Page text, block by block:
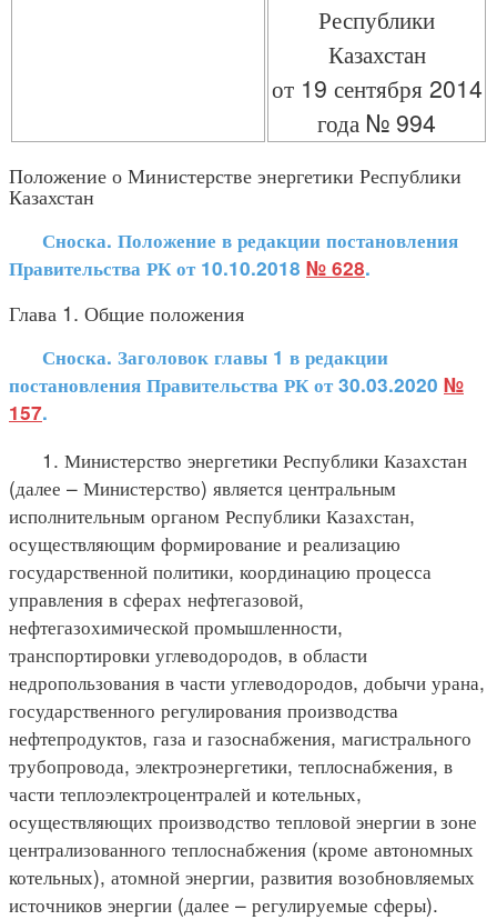
Республики
Казахстан
от 19 сентября 2014
года № 994
Положение о Министерстве энергетики Республики
Казахстан
Сноска. Положение в редакции постановления
Правительства РК от 10.10.2018 № 628.
Глава 1. Общие положения
Сноска. Заголовок главы 1 в редакции
постановления Правительства РК от 30.03.2020 №
157.
1. Министерство энергетики Республики Казахстан
(далее – Министерство) является центральным
исполнительным органом Республики Казахстан,
осуществляющим формирование и реализацию
государственной политики, координацию процесса
управления в сферах нефтегазовой,
нефтегазохимической промышленности,
транспортировки углеводородов, в области
недропользования в части углеводородов, добычи урана,
государственного регулирования производства
нефтепродуктов, газа и газоснабжения, магистрального
трубопровода, электроэнергетики, теплоснабжения, в
части теплоэлектроцентралей и котельных,
осуществляющих производство тепловой энергии в зоне
централизованного теплоснабжения (кроме автономных
котельных), атомной энергии, развития возобновляемых
источников энергии (далее – регулируемые сферы).